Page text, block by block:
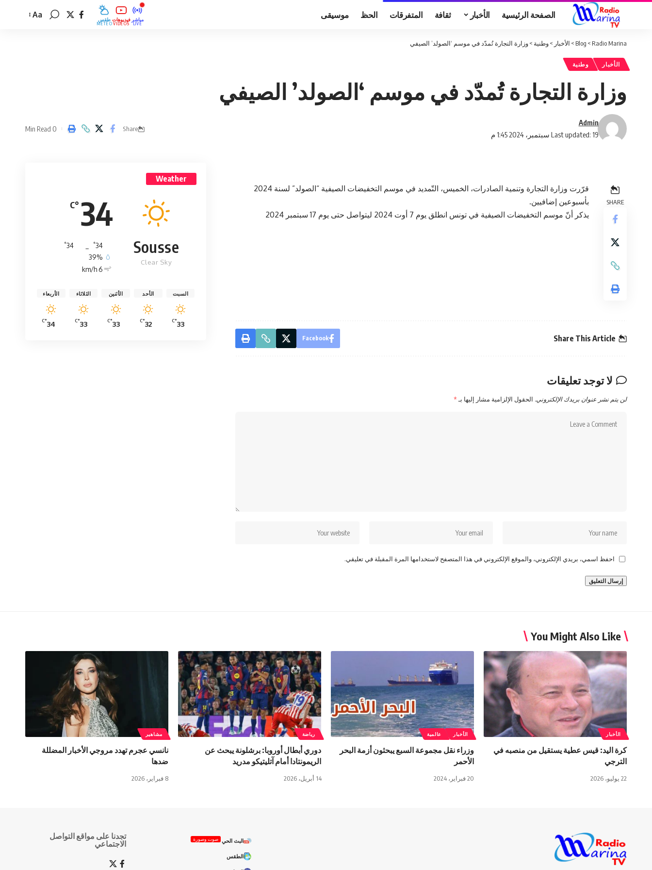
الصفحة الرئيسية الأخبار ثقافة المتفرقات الحظ موسيقى طقس
MÉTÉO
فيديوهات
VIDÉOS
مباشر
LIVE
Aa
Radio Marina
>
Blog
> الأخبار >وطنية >وزارة التجارة تُمدّد في موسم ‘الصولد’ الصيفي
الأخبار وطنية
وزارة التجارة تُمدّد في موسم ‘الصولد’ الصيفي
Last updated: 19 سبتمبر، 2024 1:45 م
Admin
Share
0 Min Read
SHARE
قرّرت وزارة التجارة وتنمية الصادرات، الخميس، التّمديد في موسم التخفيضات الصيفية “الصولد” لسنة 2024
بأسبوعين إضافيين.
يذكر أنّ موسم التخفيضات الصيفية في تونس انطلق يوم 7 أوت 2024 ليتواصل حتى يوم 17 سبتمبر 2024
Share This Article
Facebook
لا توجد تعليقات
لن يتم نشر عنوان بريدك الإلكتروني. الحقول الإلزامية مشار إليها بـ*
احفظ اسمي، بريدي الإلكتروني، والموقع الإلكتروني في هذا المتصفح لاستخدامها المرة المقبلة في تعليقي.
Weather
34
°C
Sousse
Clear Sky
34
°
34
°
39%
6 km/h
السبت
33
°C
الأحد
32
°C
الأثنين
33
°C
الثلاثاء
33
°C
الأربعاء
34
°C
You Might Also Like
الأخبار
كرة اليد: قيس عطية يستقيل من منصبه في
الترجي
22 يوليو، 2026
الأخبار عالمية
وزراء نقل مجموعة السبع يبحثون أزمة البحر
الأحمر
20 فبراير، 2024
رياضة
دوري أبطال أوروبا: برشلونة يبحث عن
الريمونتادا أمام آتليتيكو مدريد
14 أبريل، 2026
مشاهير
نانسي عجرم تهدد مروجي الأخبار المضللة
ضدها
8 فبراير، 2026
البث الحي صوت وصورة
الطقس
تجدنا على مواقع التواصل
الاجتماعي